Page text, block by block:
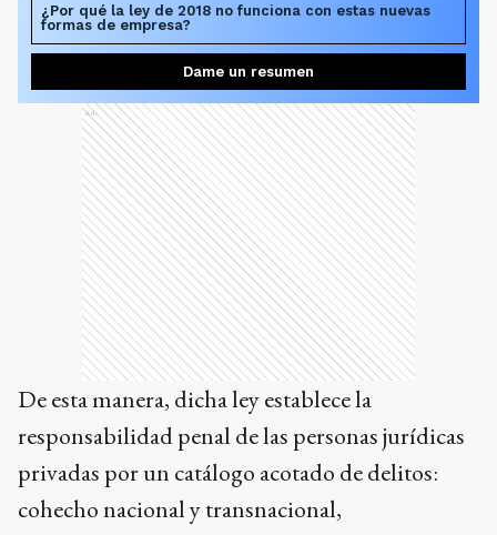
¿Por qué la ley de 2018 no funciona con estas nuevas
formas de empresa?
Dame un resumen
Ads
De esta manera, dicha ley establece la
responsabilidad penal de las personas jurídicas
privadas por un catálogo acotado de delitos:
cohecho nacional y transnacional,